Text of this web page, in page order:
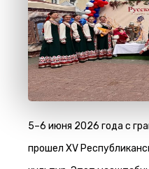
5–6 июня 2026 года с
прошел XV